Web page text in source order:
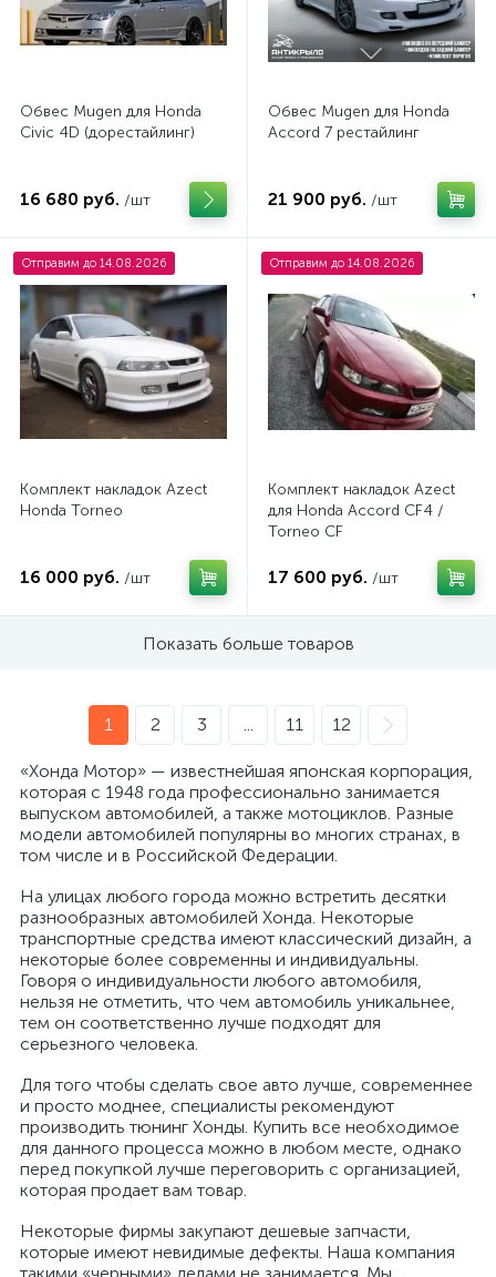
Обвес Mugen для Honda
Civic 4D (дорестайлинг)
16 680 руб. /шт
Обвес Mugen для Honda
Accord 7 рестайлинг
21 900 руб. /шт
Отправим до 14.08.2026
Комплект накладок Azeсt
Honda Torneo
16 000 руб. /шт
Отправим до 14.08.2026
Комплект накладок Azect
для Honda Accord CF4 /
Torneo CF
17 600 руб. /шт
Показать больше товаров
1 2 3 ... 11 12
«Хонда Мотор» — известнейшая японская корпорация,
которая с 1948 года профессионально занимается
выпуском автомобилей, а также мотоциклов. Разные
модели автомобилей популярны во многих странах, в
том числе и в Российской Федерации.
На улицах любого города можно встретить десятки
разнообразных автомобилей Хонда. Некоторые
транспортные средства имеют классический дизайн, а
некоторые более современны и индивидуальны.
Говоря о индивидуальности любого автомобиля,
нельзя не отметить, что чем автомобиль уникальнее,
тем он соответственно лучше подходят для
серьезного человека.
Для того чтобы сделать свое авто лучше, современнее
и просто моднее, специалисты рекомендуют
производить тюнинг Хонды. Купить все необходимое
для данного процесса можно в любом месте, однако
перед покупкой лучше переговорить с организацией,
которая продает вам товар.
Некоторые фирмы закупают дешевые запчасти,
которые имеют невидимые дефекты. Наша компания